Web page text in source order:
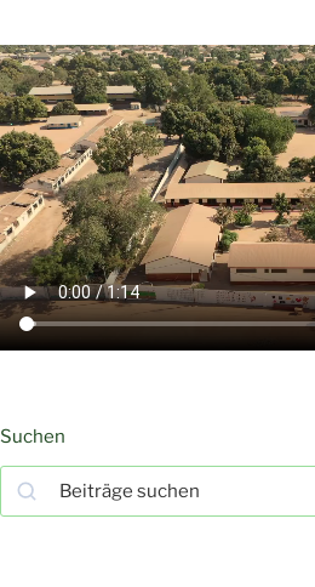
Beiträge
Suchen
Suchen